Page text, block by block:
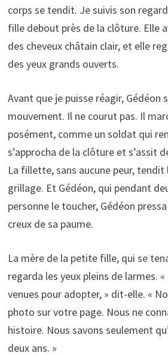
corps se tendit. Je suivis son
fille debout près de la clôture. Elle
des cheveux châtain clair, et elle
des yeux grands ouverts.
Avant que je puisse réagir, Gédéon
mouvement. Il ne courut pas. Il
posément, comme un soldat qui
s’approcha de la clôture et s’assit
La fillette, sans aucune peur,
grillage. Et Gédéon, qui pendant
personne le toucher, Gédéon
creux de sa paume.
La mère de la petite fille, qui se
regarda les yeux pleins de larmes.
venues pour adopter, » dit-elle. «
photo sur votre page. Nous ne
histoire. Nous savons seulement
deux ans. »